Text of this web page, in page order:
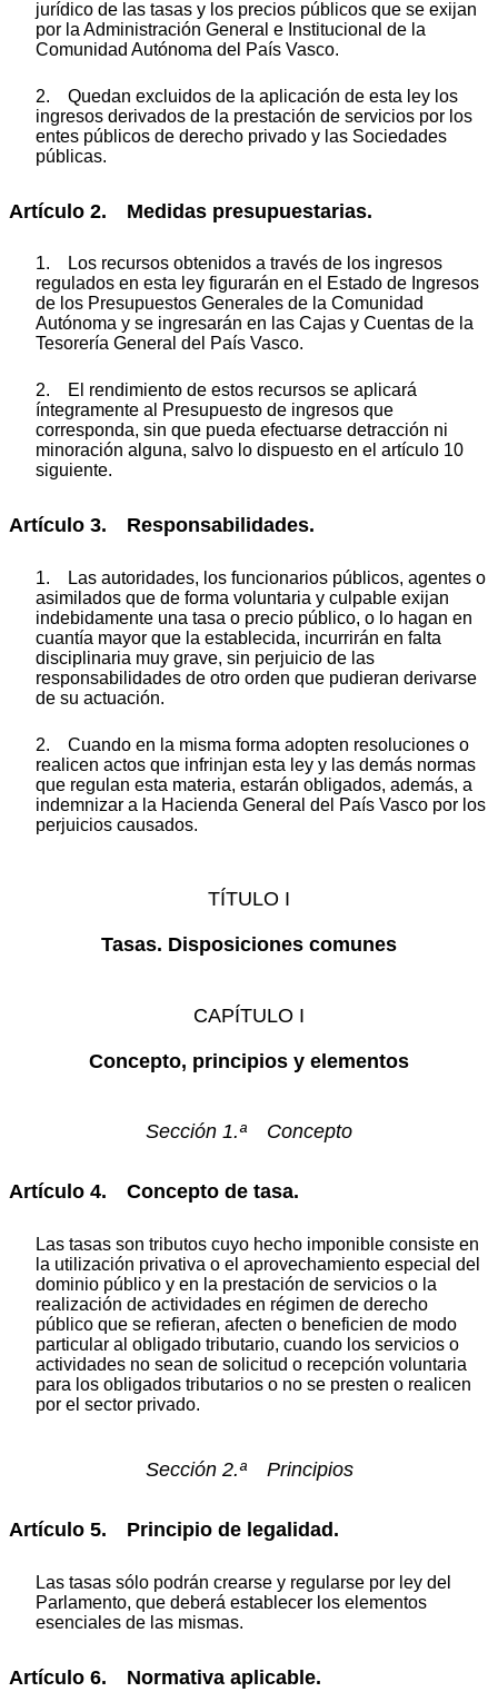
jurídico de las tasas y los precios públicos que se exijan
por la Administración General e Institucional de la
Comunidad Autónoma del País Vasco.
2. Quedan excluidos de la aplicación de esta ley los
ingresos derivados de la prestación de servicios por los
entes públicos de derecho privado y las Sociedades
públicas.
Artículo 2. Medidas presupuestarias.
1. Los recursos obtenidos a través de los ingresos
regulados en esta ley figurarán en el Estado de Ingresos
de los Presupuestos Generales de la Comunidad
Autónoma y se ingresarán en las Cajas y Cuentas de la
Tesorería General del País Vasco.
2. El rendimiento de estos recursos se aplicará
íntegramente al Presupuesto de ingresos que
corresponda, sin que pueda efectuarse detracción ni
minoración alguna, salvo lo dispuesto en el artículo 10
siguiente.
Artículo 3. Responsabilidades.
1. Las autoridades, los funcionarios públicos, agentes o
asimilados que de forma voluntaria y culpable exijan
indebidamente una tasa o precio público, o lo hagan en
cuantía mayor que la establecida, incurrirán en falta
disciplinaria muy grave, sin perjuicio de las
responsabilidades de otro orden que pudieran derivarse
de su actuación.
2. Cuando en la misma forma adopten resoluciones o
realicen actos que infrinjan esta ley y las demás normas
que regulan esta materia, estarán obligados, además, a
indemnizar a la Hacienda General del País Vasco por los
perjuicios causados.
TÍTULO I
Tasas. Disposiciones comunes
CAPÍTULO I
Concepto, principios y elementos
Sección 1.ª Concepto
Artículo 4. Concepto de tasa.
Las tasas son tributos cuyo hecho imponible consiste en
la utilización privativa o el aprovechamiento especial del
dominio público y en la prestación de servicios o la
realización de actividades en régimen de derecho
público que se refieran, afecten o beneficien de modo
particular al obligado tributario, cuando los servicios o
actividades no sean de solicitud o recepción voluntaria
para los obligados tributarios o no se presten o realicen
por el sector privado.
Sección 2.ª Principios
Artículo 5. Principio de legalidad.
Las tasas sólo podrán crearse y regularse por ley del
Parlamento, que deberá establecer los elementos
esenciales de las mismas.
Artículo 6. Normativa aplicable.